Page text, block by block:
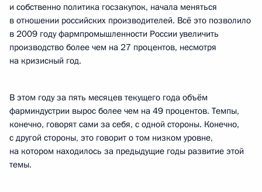
и собственно политика госзакупок, начала меняться
в отношении российских производителей. Всё это позволило
в 2009 году фармпромышленности России увеличить
производство более чем на 27 процентов, несмотря
на кризисный год.
В этом году за пять месяцев текущего года объём
фарминдустрии вырос более чем на 49 процентов. Темпы,
конечно, говорят сами за себя, с одной стороны. Конечно,
с другой стороны, это говорит о том низком уровне,
на котором находилось за предыдущие годы развитие этой
темы.